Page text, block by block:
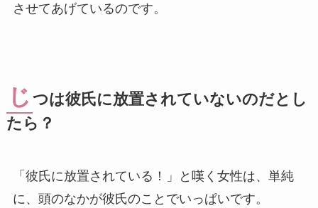
させてあげているのです。
じ つは彼氏に放置されていないのだとし
たら？
「彼氏に放置されている！」と嘆く女性は、単純
に、頭のなかが彼氏のことでいっぱいです。